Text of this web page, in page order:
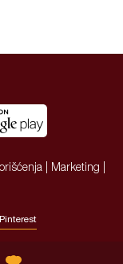
Marketing
Pinterest